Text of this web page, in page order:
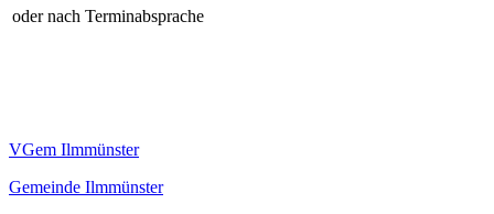
oder nach Terminabsprache
VGem Ilmmünster
Gemeinde Ilmmünster